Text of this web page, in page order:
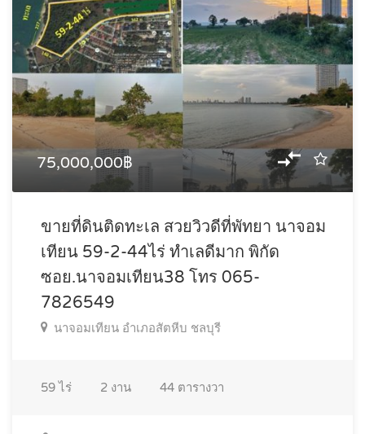
75,000,000฿
ขายที่ดินติดทะเล สวยวิวดีที่พัทยา นาจอม
เทียน 59-2-44ไร่ ทำเลดีมาก พิกัด
ซอย.นาจอมเทียน38 ‬‭โทร 065-
7826549‬
นาจอมเทียน อำเภอสัตหีบ ชลบุรี
59ไร่ 2 งาน 44 ตารางวา